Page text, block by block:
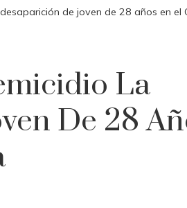
de joven de 28 años en el
La
De 28